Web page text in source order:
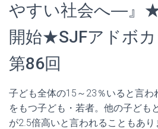
やすい社会へ―』
開始★SJFアドボ
第86回
子ども全体の15～23％いると言わ
をもつ子ども・若者。他の子ども
が2.5倍高いと言われることもあ